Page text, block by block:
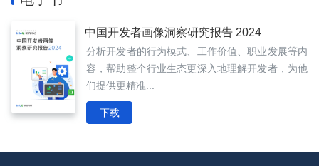
中国开发者画像洞察研究报告 2024
分析开发者的行为模式、工作价值、职业发展等内
容，帮助整个行业生态更深入地理解开发者，为他
们提供更精准...
下载